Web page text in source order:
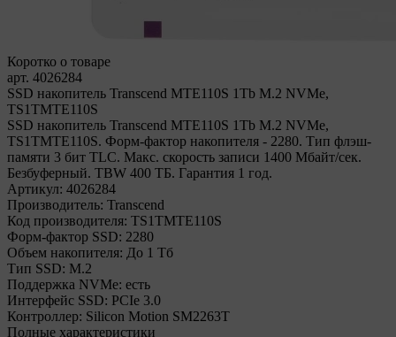
Коротко о товаре
арт. 4026284
SSD накопитель Transcend MTE110S 1Tb M.2 NVMe,
TS1TMTE110S
SSD накопитель Transcend MTE110S 1Tb M.2 NVMe,
TS1TMTE110S. Форм-фактор накопителя - 2280. Тип флэш-
памяти 3 бит TLC. Макс. скорость записи 1400 Мбайт/сек.
Безбуферный. TBW 400 ТБ. Гарантия 1 год.
Артикул: 4026284
Производитель: Transcend
Код производителя: TS1TMTE110S
Форм-фактор SSD: 2280
Объем накопителя: До 1 Тб
Тип SSD: М.2
Поддержка NVMe: есть
Интерфейс SSD: PCIe 3.0
Контроллер: Silicon Motion SM2263T
Полные характеристики